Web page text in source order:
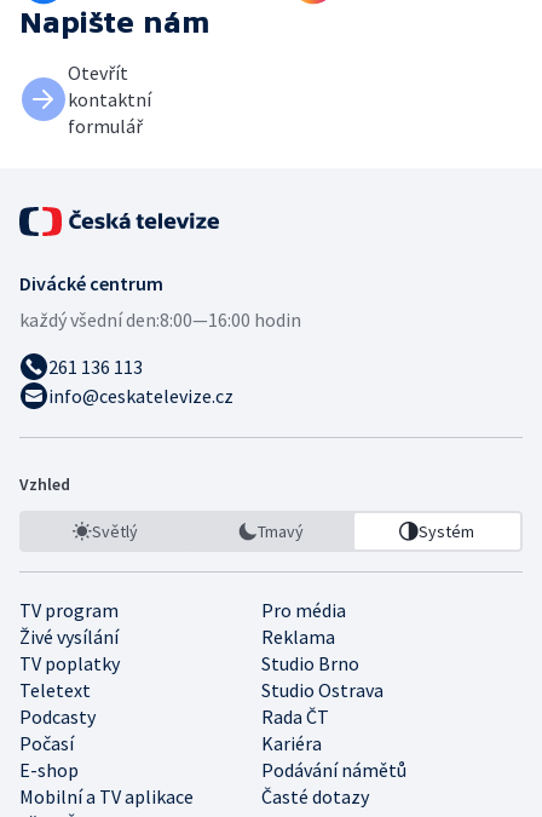
Napište nám
Otevřít
kontaktní
formulář
Divácké centrum
každý všední den:8:00—16:00 hodin
261 136 113
info@ceskatelevize.cz
Vzhled
Světlý Tmavý Systém
TV program
Pro média
Živé vysílání
Reklama
TV poplatky
Studio Brno
Teletext
Studio Ostrava
Podcasty
Rada ČT
Počasí
Kariéra
E-shop
Podávání námětů
Mobilní a TV aplikace
Časté dotazy